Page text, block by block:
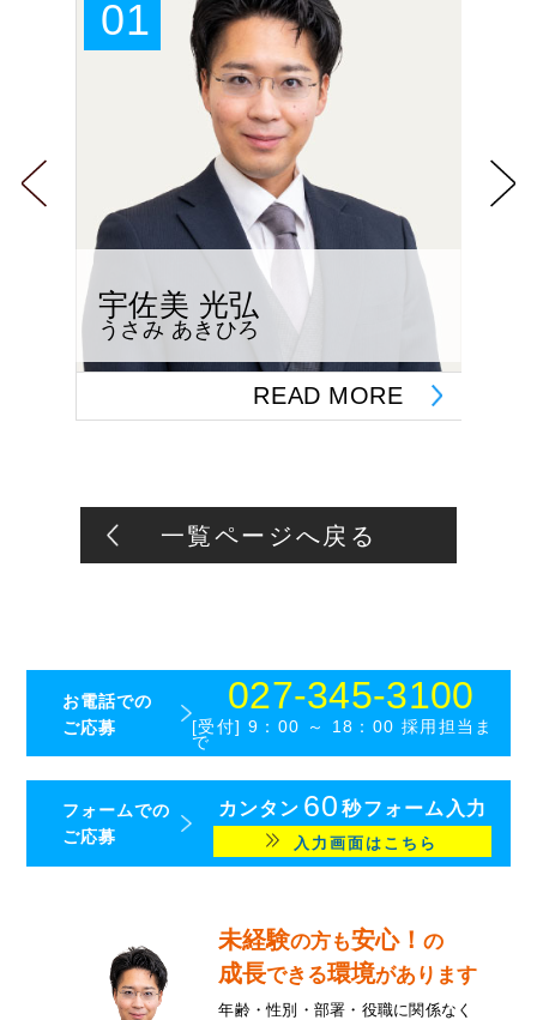
01
宇佐美 光弘
うさみ あきひろ
READ MORE
一覧ページへ戻る
お電話での
ご応募
027-345-3100
[受付] 9：00 ～ 18：00 採用担当ま
で
フォームでの
ご応募
カンタン 60 秒フォーム入力
入力画面はこちら
未経験の方も安心！の
成長できる環境があります
年齢・性別・部署・役職に関係なく